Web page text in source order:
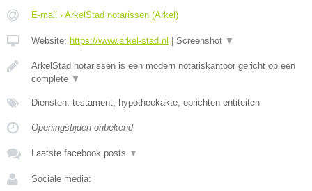
E-mail › ArkelStad notarissen (Arkel)
Website: https://www.arkel-stad.nl Screenshot ▼
ArkelStad notarissen is een modern notariskantoor gericht op een
complete ▼
Diensten: testament, hypotheekakte, oprichten entiteiten
Openingstijden onbekend
Laatste facebook posts ▼
Sociale media: